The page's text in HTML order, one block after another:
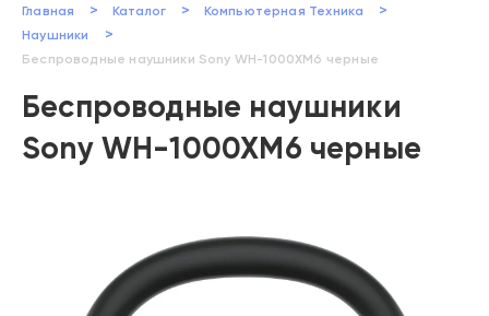
Главная > Каталог > Компьютерная Техника >
Наушники >
Беспроводные наушники Sony WH-1000XM6 черные
Беспроводные наушники
Sony WH-1000XM6 черные